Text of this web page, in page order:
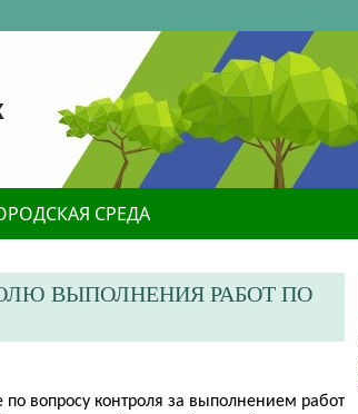
СРЕДА
ВЫПОЛНЕНИЯ РАБОТ ПО
вопросу контроля за выполнением работ